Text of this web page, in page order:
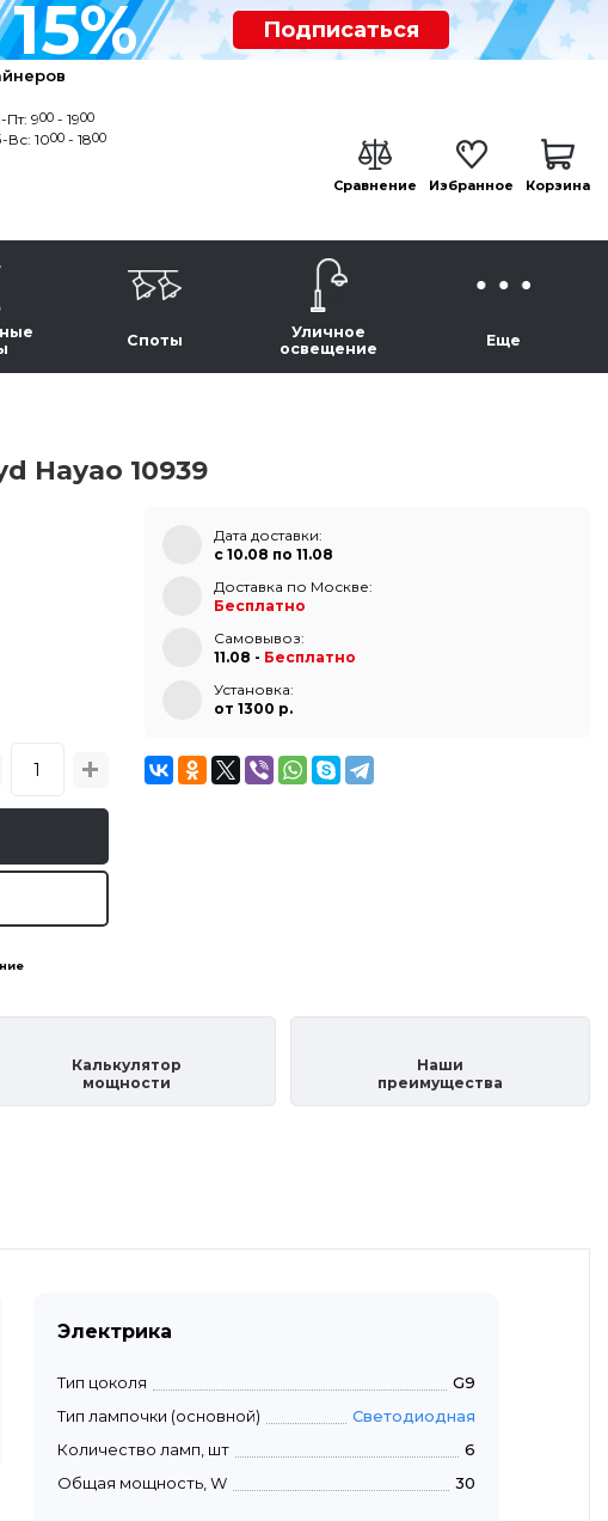
15% Подписаться
Пт: 900 - 1900
Вс: 1000 - 1800
Сравнение Избранное Корзина
Споты
Уличное
освещение
Еще
Hayao 10939
Дата доставки:
с 10.08 по 11.08
Доставка по Москве:
Бесплатно
Самовывоз:
11.08 - Бесплатно
Установка:
от 1300 p.
Калькулятор
мощности
Наши
преимущества
Электрика
Тип цоколя
G9
Тип лампочки (основной)
Светодиодная
Количество ламп, шт
6
Общая мощность, W
30